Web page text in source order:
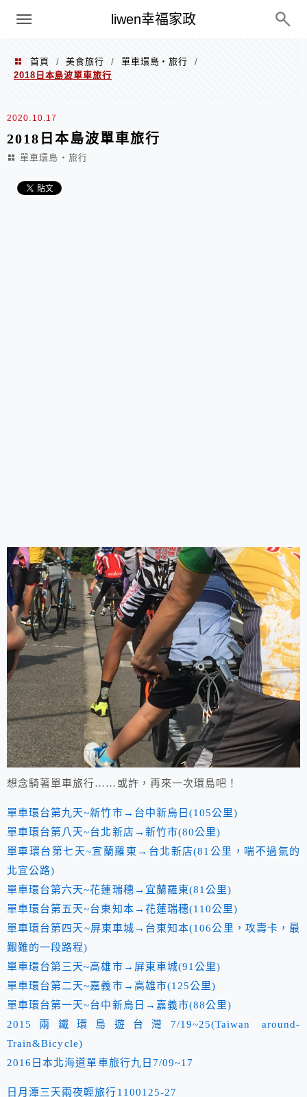
liwen幸福家政
menu
首頁 / 美食旅行 / 單車環島‧旅行
/
2018日本島波單車旅行
2020.10.17
2018日本島波單車旅行
單車環島‧旅行
想念騎著單車旅行……或許，再來一次環島吧！
單車環台第九天~新竹市→台中新烏日(105公里)
單車環台第八天~台北新店→新竹市(80公里)
單車環台第七天~宜蘭羅東→台北新店(81公里，喘不過氣的
北宜公路)
單車環台第六天~花蓮瑞穗→宜蘭羅東(81公里)
單車環台第五天~台東知本→花蓮瑞穗(110公里)
單車環台第四天~屏東車城→台東知本(106公里，攻壽卡，最
艱難的一段路程)
單車環台第三天~高雄市→屏東車城(91公里)
單車環台第二天~嘉義市→高雄市(125公里)
單車環台第一天~台中新烏日→嘉義市(88公里)
2015兩鐵環島遊台灣7/19~25(Taiwan around-
Train&Bicycle)
2016日本北海道單車旅行九日7/09~17
日月潭三天兩夜輕旅行1100125-27